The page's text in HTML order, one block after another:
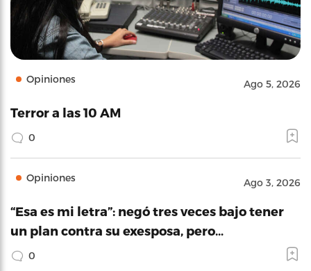
Opiniones Ago 5, 2026
Terror a las 10 AM
0
Opiniones Ago 3, 2026
“Esa es mi letra”: negó tres veces bajo tener
un plan contra su exesposa, pero…
0